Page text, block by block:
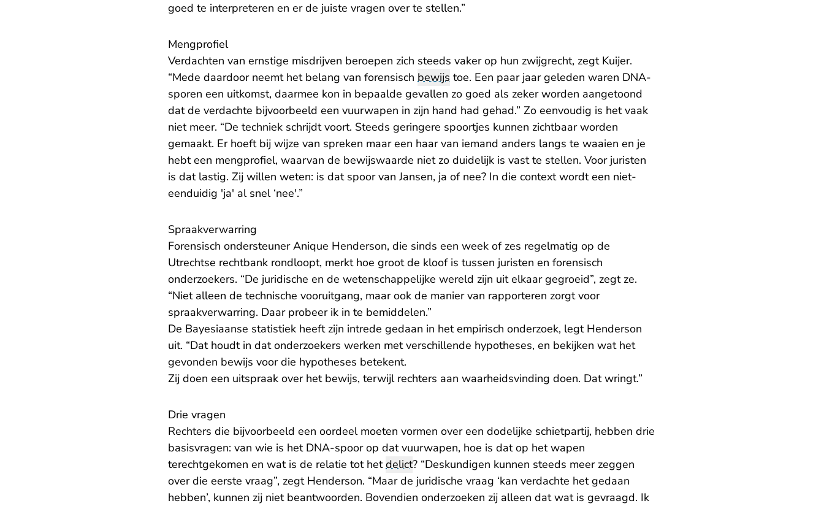
goed te interpreteren en er de juiste vragen over te stellen.”
Mengprofiel
Verdachten van ernstige misdrijven beroepen zich steeds vaker op hun zwijgrecht, zegt Kuijer.
“Mede daardoor neemt het belang van forensisch bewijs toe. Een paar jaar geleden waren DNA-
sporen een uitkomst, daarmee kon in bepaalde gevallen zo goed als zeker worden aangetoond
dat de verdachte bijvoorbeeld een vuurwapen in zijn hand had gehad.” Zo eenvoudig is het vaak
niet meer. “De techniek schrijdt voort. Steeds geringere spoortjes kunnen zichtbaar worden
gemaakt. Er hoeft bij wijze van spreken maar een haar van iemand anders langs te waaien en je
hebt een mengprofiel, waarvan de bewijswaarde niet zo duidelijk is vast te stellen. Voor juristen
is dat lastig. Zij willen weten: is dat spoor van Jansen, ja of nee? In die context wordt een niet-
eenduidig 'ja' al snel ‘nee'.”
Spraakverwarring
Forensisch ondersteuner Anique Henderson, die sinds een week of zes regelmatig op de
Utrechtse rechtbank rondloopt, merkt hoe groot de kloof is tussen juristen en forensisch
onderzoekers. “De juridische en de wetenschappelijke wereld zijn uit elkaar gegroeid”, zegt ze.
“Niet alleen de technische vooruitgang, maar ook de manier van rapporteren zorgt voor
spraakverwarring. Daar probeer ik in te bemiddelen.”
De Bayesiaanse statistiek heeft zijn intrede gedaan in het empirisch onderzoek, legt Henderson
uit. “Dat houdt in dat onderzoekers werken met verschillende hypotheses, en bekijken wat het
gevonden bewijs voor die hypotheses betekent.
Zij doen een uitspraak over het bewijs, terwijl rechters aan waarheidsvinding doen. Dat wringt.”
Drie vragen
Rechters die bijvoorbeeld een oordeel moeten vormen over een dodelijke schietpartij, hebben drie
basisvragen: van wie is het DNA-spoor op dat vuurwapen, hoe is dat op het wapen
terechtgekomen en wat is de relatie tot hetdelict? “Deskundigen kunnen steeds meer zeggen
over die eerste vraag”, zegt Henderson. “Maar de juridische vraag ‘kan verdachte het gedaan
hebben’, kunnen zij niet beantwoorden. Bovendien onderzoeken zij alleen dat wat is gevraagd. Ik